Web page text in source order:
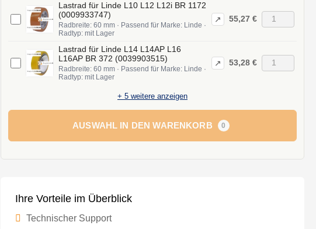
Lastrad für Linde L10 L12 L12i BR 1172
(0009933747)
Radbreite: 60 mm · Passend für Marke: Linde ·
Radtyp: mit Lager
↗ 55,27 €
Lastrad für Linde L14 L14AP L16
L16AP BR 372 (0039903515)
Radbreite: 60 mm · Passend für Marke: Linde ·
Radtyp: mit Lager
↗ 53,28 €
+ 5 weitere anzeigen
AUSWAHL IN DEN WARENKORB 0
Ihre Vorteile im Überblick
Technischer Support